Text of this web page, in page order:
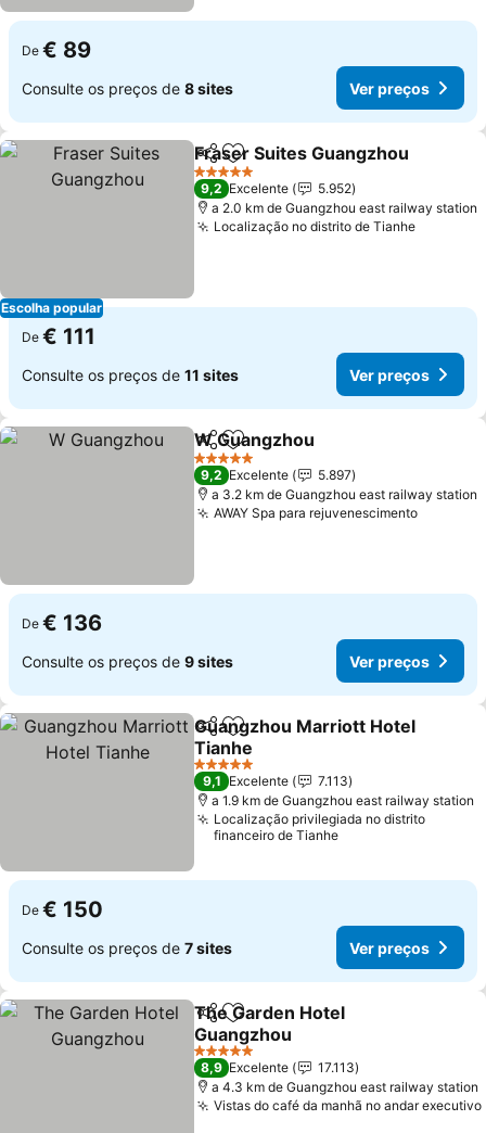
De € 89
Consulte os preços de 8 sites Ver preços
Escolha popular
PartilharAdicionar aos favoritos
Fraser Suites Guangzhou
5 Estrelas
9,2 Excelente
5.952
a 2.0 km de Guangzhou east railway station
Localização no distrito de TianheVer
De € 111
Consulte os preços de 11 sites Ver preços
PartilharAdicionar aos favoritos
W Guangzhou
5 Estrelas
9,2 Excelente
5.897
a 3.2 km de Guangzhou east railway station
AWAY Spa para rejuvenescimentoVer
De € 136
Consulte os preços de 9 sites Ver preços
PartilharAdicionar aos favoritos
Guangzhou Marriott Hotel
Tianhe
Ver preços
5 Estrelas
9,1 Excelente
7.113
a 1.9 km de Guangzhou east railway station
Localização privilegiada no distrito
financeiro de Tianhe
De € 150
Consulte os preços de 7 sites Ver preços
PartilharAdicionar aos favoritos
The Garden Hotel
Guangzhou
Ver preços
5 Estrelas
8,9 Excelente
17.113
a 4.3 km de Guangzhou east railway station
Vistas do café da manhã no andar executivo